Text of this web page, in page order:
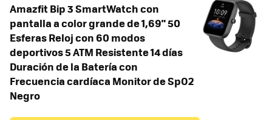
Amazfit Bip 3 SmartWatch con
pantalla a color grande de 1,69" 50
Esferas Reloj con 60 modos
deportivos 5 ATM Resistente 14 días
Duración de la Batería con
Frecuencia cardíaca Monitor de SpO2
Negro